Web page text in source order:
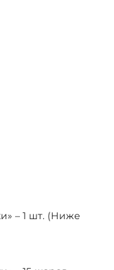
– 1 шт. (Ниже